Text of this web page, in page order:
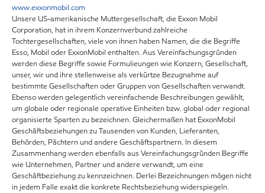
www.exxonmobil.com
Unsere US-amerikanische Muttergesellschaft, die Exxon Mobil
Corporation, hat in ihrem Konzernverbund zahlreiche
Tochtergesellschaften, viele von ihnen haben Namen, die die Begriffe
Esso, Mobil oder ExxonMobil enthalten. Aus Vereinfachungsgründen
werden diese Begriffe sowie Formulieungen wie Konzern, Gesellschaft,
unser, wir und ihre stellenweise als verkürtze Bezugnahme auf
bestimmte Gesellschaften oder Gruppen von Gesellschaften verwandt.
Ebenso werden gelegentlich vereinfachende Beschreibungen gewählt,
um globale oder regionale operative Einheiten bzw. global oder regional
organisierte Sparten zu bezeichnen. Gleichermaßen hat ExxonMobil
Geschäftsbeziehungen zu Tausenden von Kunden, Lieferanten,
Behörden, Pächtern und andere Geschäftspartnern. In diesem
Zusammenhang werden ebenfalls aus Vereinfachungsgründen Begriffe
wie Unternehmen, Partner und andere verwandt, um eine
Geschäftbeziehung zu kennzeichnen. Derlei Bezeichnungen mögen nicht
in jedem Falle exakt die konkrete Rechtsbeziehung widerspiegeln.